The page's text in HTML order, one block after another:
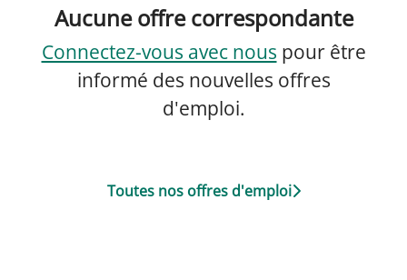
Aucune offre correspondante
Connectez-vous avec nous pour être
informé des nouvelles offres
d'emploi.
Toutes nos offres d'emploi